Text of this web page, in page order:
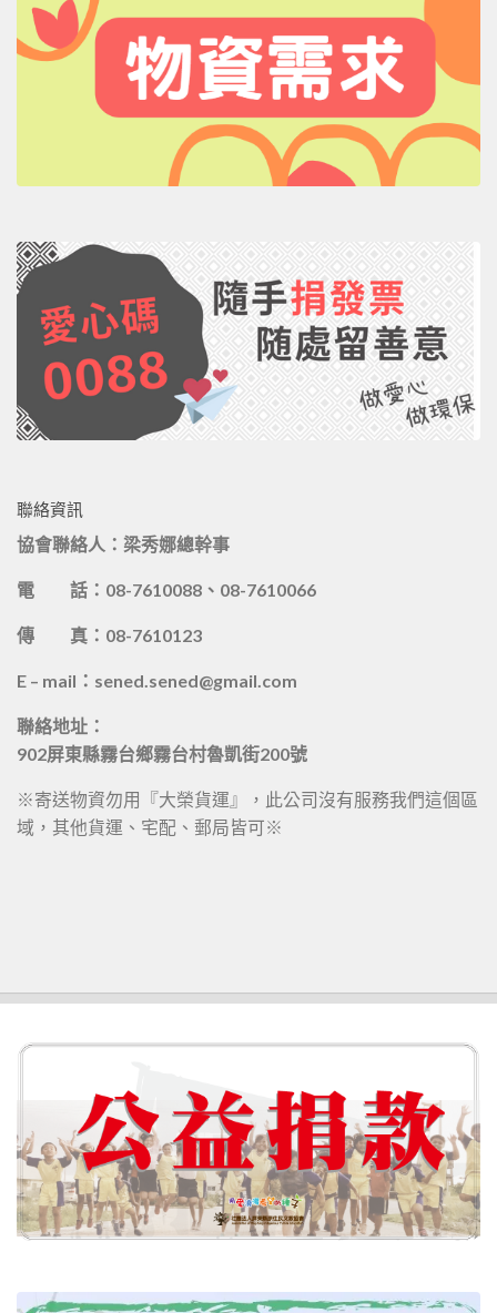
聯絡資訊
協會聯絡人：梁秀娜總幹事
電 話：08-7610088、08-7610066
傳 真：08-7610123
E – mail：sened.sened@gmail.com
聯絡地址：
902屏東縣霧台鄉霧台村魯凱街200號
※寄送物資勿用『大榮貨運』，此公司沒有服務我們這個區
域，其他貨運、宅配、郵局皆可※